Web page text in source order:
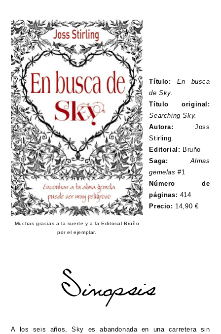
Muchas gracias a la suerte y a la Editorial Bruño
por el ejemplar.
Título:
En busca
de Sky.
Título original:
Searching Sky.
Autora:Joss
Stirling.
Editorial: Bruño
Saga:
Almas
gemelas #1
Número de
páginas: 414
Precio: 14,90 €
A los seis años, Sky es abandonada en una carretera sin